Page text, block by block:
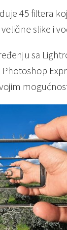
45 filtera
slike i
sa